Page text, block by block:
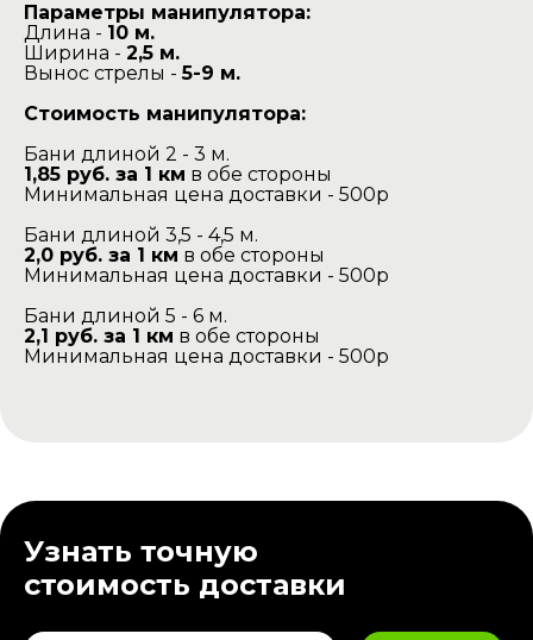
Параметры манипулятора:
Длина - 10 м.
Ширина - 2,5 м.
Вынос стрелы -5-9 м.
Стоимость манипулятора:
Бани длиной 2 - 3 м.
1,85 руб. за 1 км в обе стороны
Минимальная цена доставки - 500р
Бани длиной 3,5 - 4,5 м.
2,0 руб. за 1 км в обе стороны
Минимальная цена доставки - 500р
Бани длиной 5 - 6 м.
2,1 руб. за 1 км в обе стороны
Минимальная цена доставки - 500р
Узнать точную
стоимость доставки